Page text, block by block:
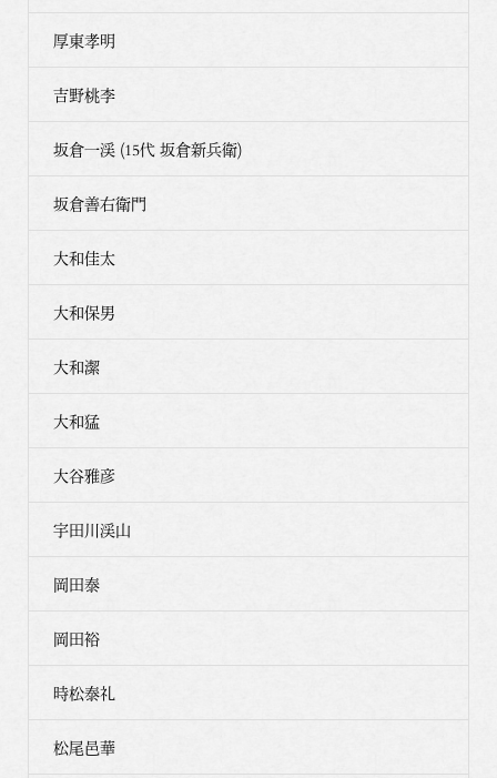
厚東孝明
吉野桃李
坂倉一渓 (15代 坂倉新兵衛)
坂倉善右衛門
大和佳太
大和保男
大和潔
大和猛
大谷雅彦
宇田川渓山
岡田泰
岡田裕
時松泰礼
松尾邑華